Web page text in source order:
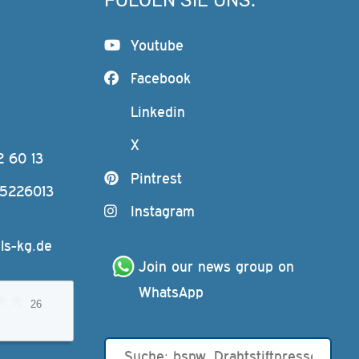
60 13
kg.de
26
Youtube
Facebook
Linkedin
X
Pintrest
Instagram
Join our news group on
WhatsApp